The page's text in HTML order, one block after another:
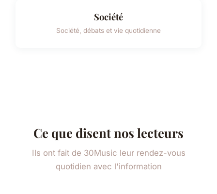
Société
Société, débats et vie quotidienne
Ce que disent nos lecteurs
Ils ont fait de 30Music leur rendez-vous
quotidien avec l'information